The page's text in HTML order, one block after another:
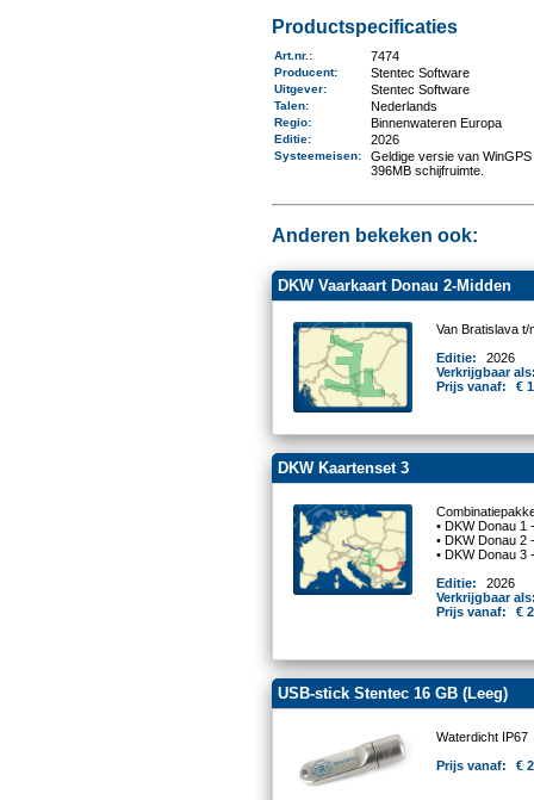
Productspecificaties
Art.nr. : 7474
Producent: Stentec Software
Uitgever: Stentec Software
Talen: Nederlands
Regio: Binnenwateren Europa
Editie: 2026
Systeemeisen:
Geldige versie van
396MB schijfruimte.
Anderen bekeken ook:
DKW Vaarkaart Donau 2-Midden
Van Bratislava
Editie:
2026
Verkrijgbaar
Prijs vanaf:
€
DKW Kaartenset 3
• DKW Donau 1
• DKW Donau 2
• DKW Donau 3
Editie:
2026
Verkrijgbaar
Prijs vanaf:
€
USB-stick Stentec 16 GB (Leeg)
Waterdicht IP67
Prijs vanaf:
€